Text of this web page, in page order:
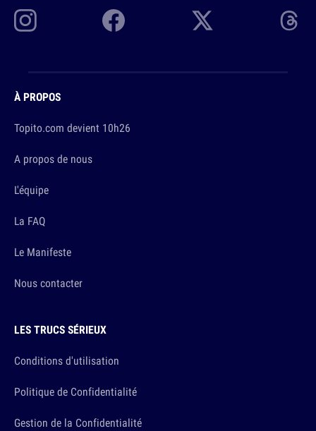
À PROPOS
Topito.com devient 10h26
A propos de nous
L'équipe
La FAQ
Le Manifeste
Nous contacter
LES TRUCS SÉRIEUX
Conditions d'utilisation
Politique de Confidentialité
Gestion de la Confidentialité